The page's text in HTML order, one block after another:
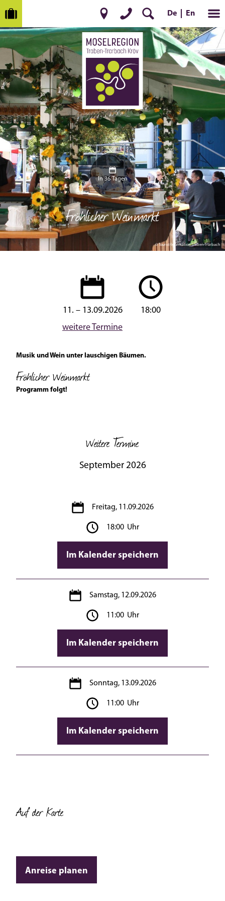
De En
© Tourist-Information Traben-Trarbach
In 36 Tagen
Fröhlicher Weinmarkt
11. – 13.09.2026
weitere Termine
18:00
Musik und Wein unter lauschigen Bäumen.
Fröhlicher Weinmarkt
Programm folgt!
Weitere Termine
September 2026
Freitag, 11.09.2026
18:00 Uhr
Im Kalender speichern
Samstag, 12.09.2026
11:00 Uhr
Im Kalender speichern
Sonntag, 13.09.2026
11:00 Uhr
Im Kalender speichern
Auf der Karte
Anreise planen